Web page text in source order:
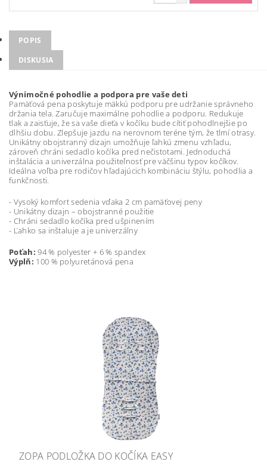
POPIS
DISKUSIA
Výnimočné pohodlie a podpora pre vaše deti
Pamäťová pena poskytuje mäkkú podporu pre udržanie správneho
držania tela. Zaručuje maximálne pohodlie a podporu. Redukuje
tlak a zaisťuje, že sa vaše dieťa v kočíku bude cítiť pohodlnejšie po
dlhšiu dobu. Zlepšuje jazdu na nerovnom teréne tým, že tlmí otrasy.
Unikátny obojstranný dizajn umožňuje ľahkú zmenu vzhľadu,
zároveň chráni sedadlo kočíka pred nečistotami. Jednoduchá
inštalácia a univerzálna použiteľnosť pre väčšinu typov kočíkov.
Ideálna voľba pre rodičov hľadajúcich kombináciu štýlu, pohodlia a
funkčnosti.
- Vysoký komfort sedenia vďaka 2 cm pamäťovej peny
- Unikátny dizajn – obojstranné použitie
- Chráni sedadlo kočíka pred ušpinením
- Ľahko sa inštaluje a je univerzálny
Poťah: 94 % polyester + 6 % spandex
Výplň: 100 % polyuretánová pena
ZOPA PODLOŽKA DO KOČÍKA EASY